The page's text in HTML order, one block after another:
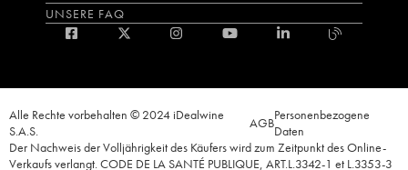
UNSERE FAQ
Alle Rechte vorbehalten © 2024 iDealwine
S.A.S.
AGBPersonenbezogene
Daten
Der Nachweis der Volljährigkeit des Käufers wird zum Zeitpunkt des Online-
Verkaufs verlangt. CODE DE LA SANTÉ PUBLIQUE, ART.L.3342-1 et L.3353-3